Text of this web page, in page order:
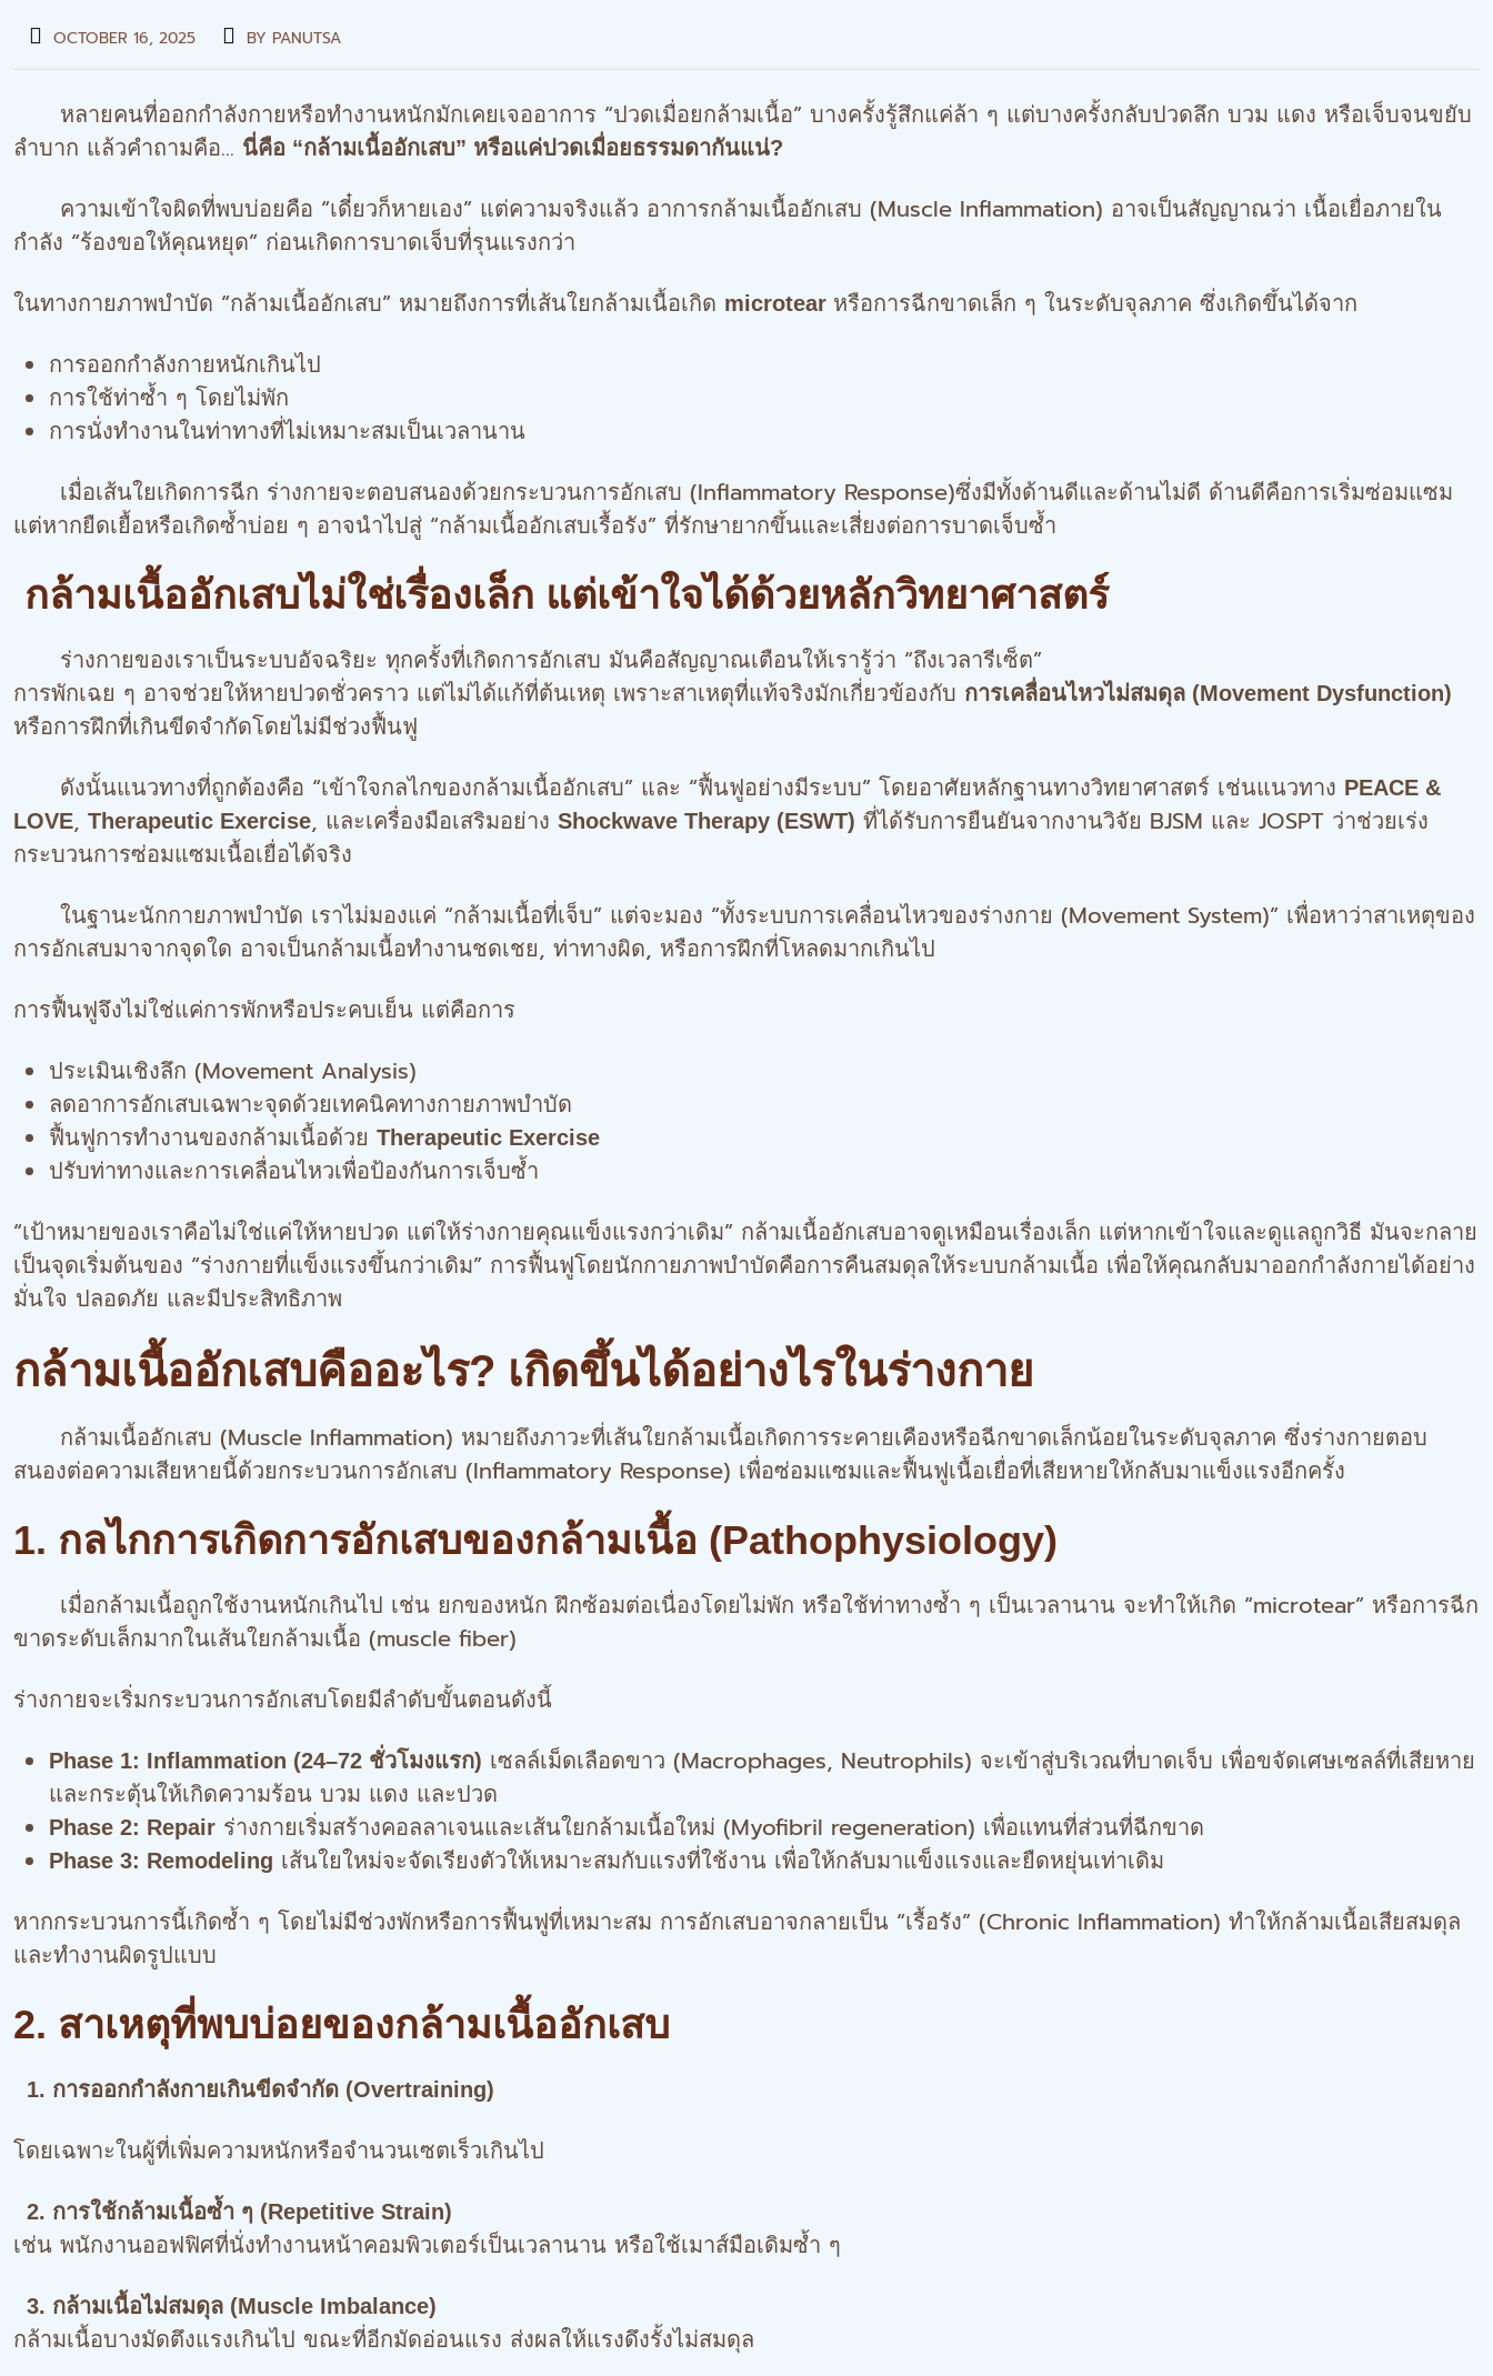
OCTOBER 16, 2025 BY PANUTSA
หลายคนที่ออกกำลังกายหรือทำงานหนักมักเคยเจออาการ “ปวดเมื่อยกล้ามเนื้อ” บางครั้งรู้สึกแค่ล้า ๆ แต่บางครั้งกลับปวดลึก บวม แดง หรือเจ็บจนขยับ
ลำบาก แล้วคำถามคือ… นี่คือ “กล้ามเนื้ออักเสบ” หรือแค่ปวดเมื่อยธรรมดากันแน่?
ความเข้าใจผิดที่พบบ่อยคือ “เดี๋ยวก็หายเอง” แต่ความจริงแล้ว อาการกล้ามเนื้ออักเสบ (Muscle Inflammation) อาจเป็นสัญญาณว่า เนื้อเยื่อภายใน
กำลัง “ร้องขอให้คุณหยุด” ก่อนเกิดการบาดเจ็บที่รุนแรงกว่า
ในทางกายภาพบำบัด “กล้ามเนื้ออักเสบ” หมายถึงการที่เส้นใยกล้ามเนื้อเกิด microtear หรือการฉีกขาดเล็ก ๆ ในระดับจุลภาค ซึ่งเกิดขึ้นได้จาก
การออกกำลังกายหนักเกินไป
การใช้ท่าซ้ำ ๆ โดยไม่พัก
การนั่งทำงานในท่าทางที่ไม่เหมาะสมเป็นเวลานาน
เมื่อเส้นใยเกิดการฉีก ร่างกายจะตอบสนองด้วยกระบวนการอักเสบ (Inflammatory Response)ซึ่งมีทั้งด้านดีและด้านไม่ดี ด้านดีคือการเริ่มซ่อมแซม
แต่หากยืดเยื้อหรือเกิดซ้ำบ่อย ๆ อาจนำไปสู่ “กล้ามเนื้ออักเสบเรื้อรัง” ที่รักษายากขึ้นและเสี่ยงต่อการบาดเจ็บซ้ำ
กล้ามเนื้ออักเสบไม่ใช่เรื่องเล็ก แต่เข้าใจได้ด้วยหลักวิทยาศาสตร์
ร่างกายของเราเป็นระบบอัจฉริยะ ทุกครั้งที่เกิดการอักเสบ มันคือสัญญาณเตือนให้เรารู้ว่า “ถึงเวลารีเซ็ต”
การพักเฉย ๆ อาจช่วยให้หายปวดชั่วคราว แต่ไม่ได้แก้ที่ต้นเหตุ เพราะสาเหตุที่แท้จริงมักเกี่ยวข้องกับ การเคลื่อนไหวไม่สมดุล (Movement Dysfunction)
หรือการฝึกที่เกินขีดจำกัดโดยไม่มีช่วงฟื้นฟู
ดังนั้นแนวทางที่ถูกต้องคือ “เข้าใจกลไกของกล้ามเนื้ออักเสบ” และ “ฟื้นฟูอย่างมีระบบ” โดยอาศัยหลักฐานทางวิทยาศาสตร์ เช่นแนวทาง PEACE &
LOVE, Therapeutic Exercise, และเครื่องมือเสริมอย่าง Shockwave Therapy (ESWT) ที่ได้รับการยืนยันจากงานวิจัย BJSM และ JOSPT ว่าช่วยเร่ง
กระบวนการซ่อมแซมเนื้อเยื่อได้จริง
ในฐานะนักกายภาพบำบัด เราไม่มองแค่ “กล้ามเนื้อที่เจ็บ” แต่จะมอง “ทั้งระบบการเคลื่อนไหวของร่างกาย (Movement System)” เพื่อหาว่าสาเหตุของ
การอักเสบมาจากจุดใด อาจเป็นกล้ามเนื้อทำงานชดเชย, ท่าทางผิด, หรือการฝึกที่โหลดมากเกินไป
การฟื้นฟูจึงไม่ใช่แค่การพักหรือประคบเย็น แต่คือการ
ประเมินเชิงลึก (Movement Analysis)
ลดอาการอักเสบเฉพาะจุดด้วยเทคนิคทางกายภาพบำบัด
ฟื้นฟูการทำงานของกล้ามเนื้อด้วย Therapeutic Exercise
ปรับท่าทางและการเคลื่อนไหวเพื่อป้องกันการเจ็บซ้ำ
“เป้าหมายของเราคือไม่ใช่แค่ให้หายปวด แต่ให้ร่างกายคุณแข็งแรงกว่าเดิม” กล้ามเนื้ออักเสบอาจดูเหมือนเรื่องเล็ก แต่หากเข้าใจและดูแลถูกวิธี มันจะกลาย
เป็นจุดเริ่มต้นของ “ร่างกายที่แข็งแรงขึ้นกว่าเดิม” การฟื้นฟูโดยนักกายภาพบำบัดคือการคืนสมดุลให้ระบบกล้ามเนื้อ เพื่อให้คุณกลับมาออกกำลังกายได้อย่าง
มั่นใจ ปลอดภัย และมีประสิทธิภาพ
กล้ามเนื้ออักเสบคืออะไร? เกิดขึ้นได้อย่างไรในร่างกาย
กล้ามเนื้ออักเสบ (Muscle Inflammation) หมายถึงภาวะที่เส้นใยกล้ามเนื้อเกิดการระคายเคืองหรือฉีกขาดเล็กน้อยในระดับจุลภาค ซึ่งร่างกายตอบ
สนองต่อความเสียหายนี้ด้วยกระบวนการอักเสบ (Inflammatory Response) เพื่อซ่อมแซมและฟื้นฟูเนื้อเยื่อที่เสียหายให้กลับมาแข็งแรงอีกครั้ง
1. กลไกการเกิดการอักเสบของกล้ามเนื้อ (Pathophysiology)
เมื่อกล้ามเนื้อถูกใช้งานหนักเกินไป เช่น ยกของหนัก ฝึกซ้อมต่อเนื่องโดยไม่พัก หรือใช้ท่าทางซ้ำ ๆ เป็นเวลานาน จะทำให้เกิด “microtear” หรือการฉีก
ขาดระดับเล็กมากในเส้นใยกล้ามเนื้อ (muscle fiber)
ร่างกายจะเริ่มกระบวนการอักเสบโดยมีลำดับขั้นตอนดังนี้
Phase 1: Inflammation (24–72 ชั่วโมงแรก) เซลล์เม็ดเลือดขาว (Macrophages, Neutrophils) จะเข้าสู่บริเวณที่บาดเจ็บ เพื่อขจัดเศษเซลล์ที่เสียหาย
และกระตุ้นให้เกิดความร้อน บวม แดง และปวด
Phase 2: Repair ร่างกายเริ่มสร้างคอลลาเจนและเส้นใยกล้ามเนื้อใหม่ (Myofibril regeneration) เพื่อแทนที่ส่วนที่ฉีกขาด
Phase 3: Remodeling เส้นใยใหม่จะจัดเรียงตัวให้เหมาะสมกับแรงที่ใช้งาน เพื่อให้กลับมาแข็งแรงและยืดหยุ่นเท่าเดิม
หากกระบวนการนี้เกิดซ้ำ ๆ โดยไม่มีช่วงพักหรือการฟื้นฟูที่เหมาะสม การอักเสบอาจกลายเป็น “เรื้อรัง” (Chronic Inflammation) ทำให้กล้ามเนื้อเสียสมดุล
และทำงานผิดรูปแบบ
2. สาเหตุที่พบบ่อยของกล้ามเนื้ออักเสบ
1. การออกกำลังกายเกินขีดจำกัด (Overtraining)
โดยเฉพาะในผู้ที่เพิ่มความหนักหรือจำนวนเซตเร็วเกินไป
2. การใช้กล้ามเนื้อซ้ำ ๆ (Repetitive Strain)
เช่น พนักงานออฟฟิศที่นั่งทำงานหน้าคอมพิวเตอร์เป็นเวลานาน หรือใช้เมาส์มือเดิมซ้ำ ๆ
3. กล้ามเนื้อไม่สมดุล (Muscle Imbalance)
กล้ามเนื้อบางมัดตึงแรงเกินไป ขณะที่อีกมัดอ่อนแรง ส่งผลให้แรงดึงรั้งไม่สมดุล